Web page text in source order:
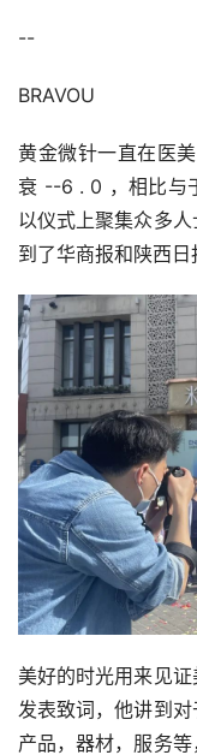
--
BRAVOU
黄金微针一直在医
衰 --6 . 0 ，相比与
以仪式上聚集众多
到了华商报和陕西日
美好的时光用来见
发表致词，他讲到对
产品，器材，服务